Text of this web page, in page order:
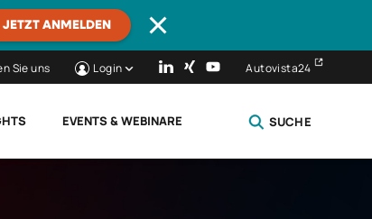
JETZT ANMELDEN
Sie uns Login Autovista24
EVENTS & WEBINARE SUCHE